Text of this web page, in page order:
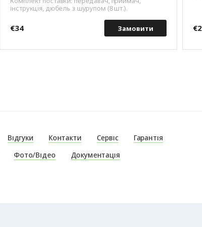
iнструкцiя, дюбель з шурупом (8 шт.).
€34 Замовити
Відгуки Контакти Сервіс
Гарантія
Фото/Відео
Документація